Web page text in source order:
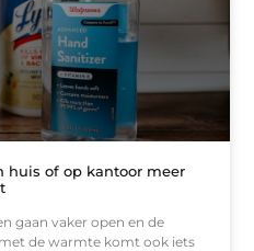
huis of op kantoor meer
gaan vaker open en de
de warmte komt ook iets